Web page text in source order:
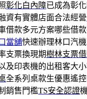
彰化白內障已成為彰
資有實體店面合法經營
借款多元方案哪些借
當舖快速辦理林口汽
支票換現期樹林支票
及印表機的出租客大
全系列桌款生優惠遙
銷售門檻TS安全認證